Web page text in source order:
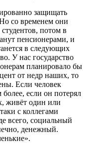
защищать
со временем они
студентов, потом в
пенсионерами, и
в следующих
У нас государство
планировало бы
от недр наших, то
Если человек
если он потерял
живёт один или
с коллегами
всего, социальный
денежный.